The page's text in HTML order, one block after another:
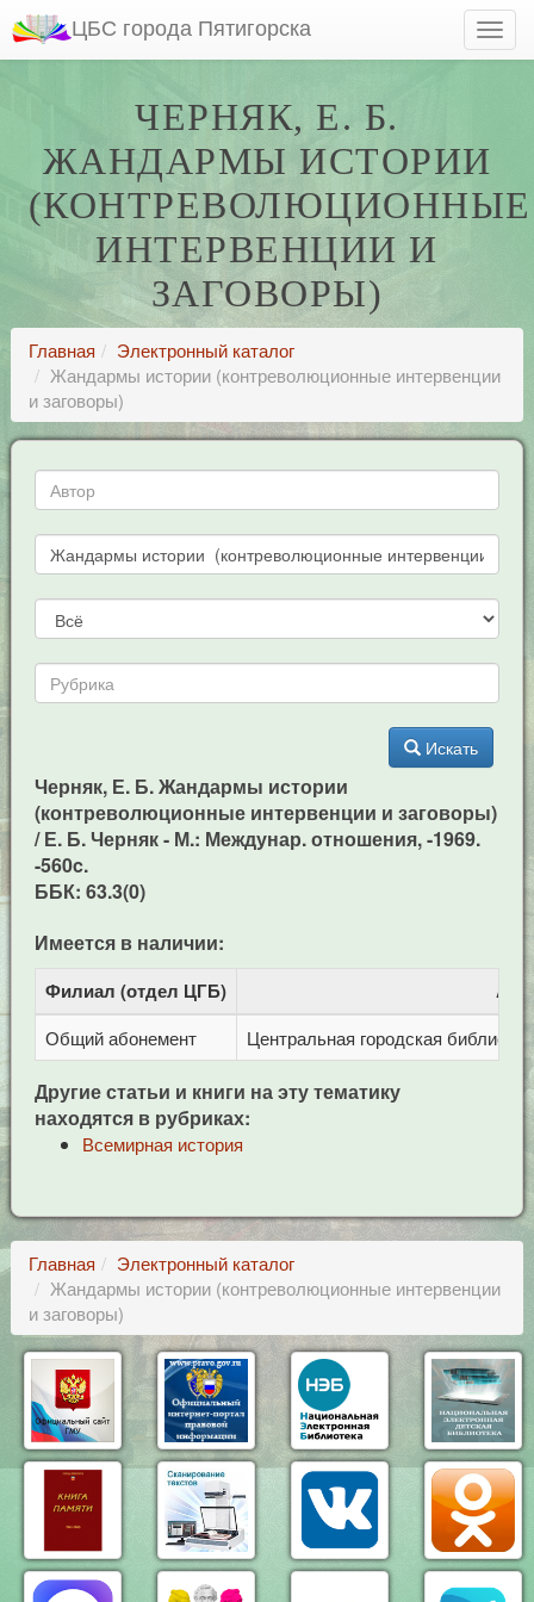
ЦБС города Пятигорска
ЧЕРНЯК, Е. Б.
ЖАНДАРМЫ ИСТОРИИ
(КОНТРЕВОЛЮЦИОННЫЕ
ИНТЕРВЕНЦИИ И
ЗАГОВОРЫ)
Главная
Электронный каталог
Жандармы истории (контреволюционные интервенции
и заговоры)
Искать
Черняк, Е. Б. Жандармы истории
(контреволюционные интервенции и заговоры)
/ Е. Б. Черняк - М.: Междунар. отношения, -1969.
-560c.
ББК: 63.3(0)
Имеется в наличии:
Филиал (отдел ЦГБ)
Общий абонемент Центральная городская
Другие статьи и книги на эту тематику
находятся в рубриках:
Всемирная история
Главная
Электронный каталог
Жандармы истории (контреволюционные интервенции
и заговоры)